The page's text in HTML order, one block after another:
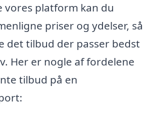
vores platform kan du
priser og ydelser, så
det tilbud der passer bedst
Her er nogle af fordelene
tilbud på en